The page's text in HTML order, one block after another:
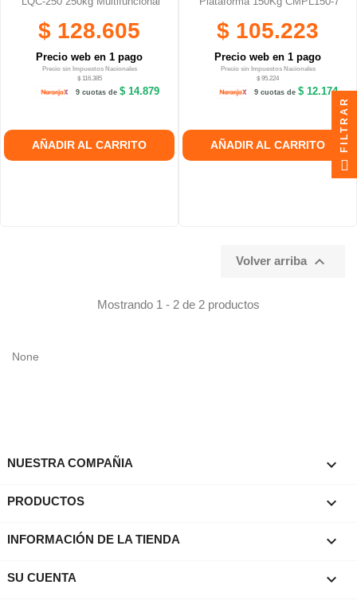
$ 128.605
Precio web en 1 pago
Precio sin Impuestos Nacionales
$ 116.385
9 cuotas de$ 14.879
AÑADIR AL CARRITO
$ 105.223
Precio web en 1 pago
Precio sin Impuestos Nacionales
$ 95.224
9 cuotas de$ 12.174
AÑADIR AL CARRITO
Volver arriba 
Mostrando 1 - 2 de 2 productos
None
NUESTRA COMPAÑIA 
PRODUCTOS 
INFORMACIÓN DE LA TIENDA keyboard_arrow_down
SU CUENTA 
FILTRAR